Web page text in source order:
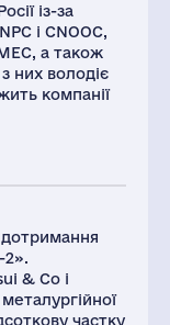
із-за
і CNOOC,
а також
них володіє
компанії
2».
& Co і
частку